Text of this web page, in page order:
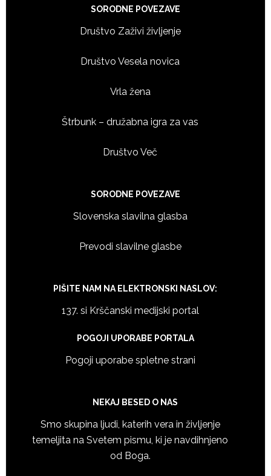
SORODNE POVEZAVE
Društvo Zaživi življenje
Društvo Vesela novica
Vrla žena
Štrbunk – družabna igra za vas
Društvo Več
SORODNE POVEZAVE
Slovenska slavilna glasba
Prevodi slavilne glasbe
PIŠITE NAM NA ELEKTRONSKI NASLOV:
137. si Krščanski medijski portal
POGOJI UPORABE PORTALA
Pogoji uporabe spletne strani
NEKAJ BESED O NAS
Smo skupina ljudi, katerih vera in življenje
temeljita na Svetem pismu, ki je navdihnjeno
od Boga.